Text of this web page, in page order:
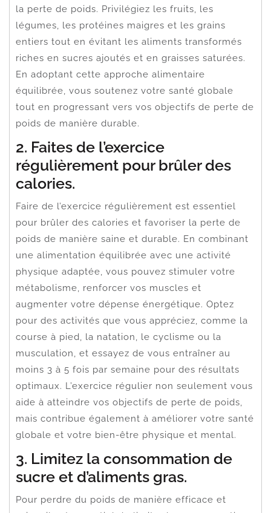
la perte de poids. Privilégiez les fruits, les
légumes, les protéines maigres et les grains
entiers tout en évitant les aliments transformés
riches en sucres ajoutés et en graisses saturées.
En adoptant cette approche alimentaire
équilibrée, vous soutenez votre santé globale
tout en progressant vers vos objectifs de perte de
poids de manière durable.
2. Faites de l’exercice
régulièrement pour brûler des
calories.
Faire de l’exercice régulièrement est essentiel
pour brûler des calories et favoriser la perte de
poids de manière saine et durable. En combinant
une alimentation équilibrée avec une activité
physique adaptée, vous pouvez stimuler votre
métabolisme, renforcer vos muscles et
augmenter votre dépense énergétique. Optez
pour des activités que vous appréciez, comme la
course à pied, la natation, le cyclisme ou la
musculation, et essayez de vous entraîner au
moins 3 à 5 fois par semaine pour des résultats
optimaux. L’exercice régulier non seulement vous
aide à atteindre vos objectifs de perte de poids,
mais contribue également à améliorer votre santé
globale et votre bien-être physique et mental.
3. Limitez la consommation de
sucre et d’aliments gras.
Pour perdre du poids de manière efficace et